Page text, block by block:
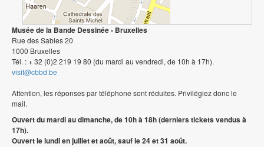
Musée de la Bande Dessinée - Bruxelles
Rue des Sables 20
1000 Bruxelles
Tél. : + 32 (0)2 219 19 80 (du mardi au vendredi, de 10h à 17h).
visit@cbbd.be
Attention, les réponses par téléphone sont réduites. Privilégiez donc le
mail.
Ouvert du mardi au dimanche, de 10h à 18h (derniers tickets vendus à
17h).
Ouvert le lundi en juillet et août, sauf le 24 et 31 août.